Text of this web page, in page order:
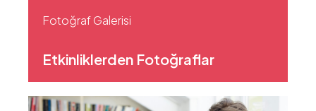
Fotoğraf Galerisi
Etkinliklerden Fotoğraflar